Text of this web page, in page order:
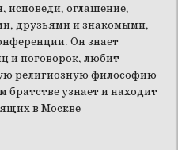
исповеди, оглашение,
друзьями и знакомыми,
Он знает
и поговорок, любит
религиозную философию
братстве узнает и находит
в Москве